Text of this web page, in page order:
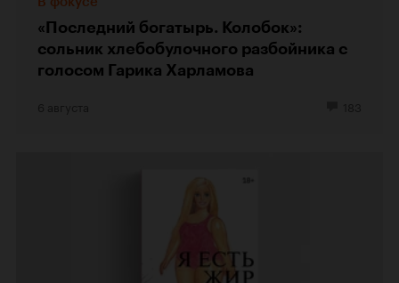
«Последний богатырь. Колобок»:
сольник хлебобулочного разбойника с
голосом Гарика Харламова